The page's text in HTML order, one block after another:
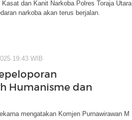
dan Kanit Narkoba Polres Toraja Utara
narkoba akan terus berjalan.
19:43 WIB
Humanisme dan
mengatakan Komjen Purnawirawan M